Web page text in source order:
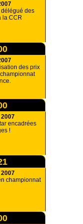
des
la CCR
des prix
encadrées
!
championnat